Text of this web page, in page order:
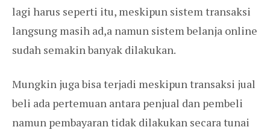
lagi harus seperti itu, meskipun sistem transaksi
langsung masih ad,a namun sistem belanja online
sudah semakin banyak dilakukan.
Mungkin juga bisa terjadi meskipun transaksi jual
beli ada pertemuan antara penjual dan pembeli
namun pembayaran tidak dilakukan secara tunai